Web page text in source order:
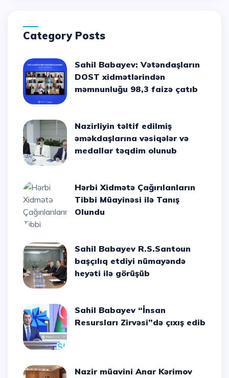
Category Posts
Sahil Babayev: Vətəndaşların
DOST xidmətlərindən
məmnunluğu 98,3 faizə çatıb
Nazirliyin təltif edilmiş
əməkdaşlarına vəsiqələr və
medallar təqdim olunub
Hərbi Xidmətə Çağırılanların
Tibbi Müayinəsi ilə Tanış
Olundu
Sahil Babayev R.S.Santoun
başçılıq etdiyi nümayəndə
heyəti ilə görüşüb
Sahil Babayev “İnsan
Resursları Zirvəsi”də çıxış edib
Nazir müavini Anar Kərimov